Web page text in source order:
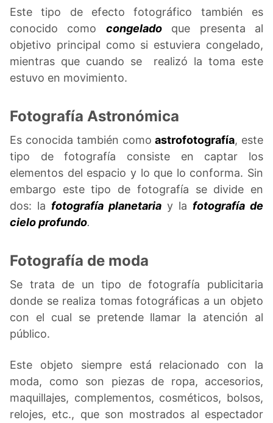
Este tipo de efecto fotográfico también es
conocido como congelado
que presenta al
objetivo principal como si estuviera congelado,
mientras que cuando se realizó la toma este
estuvo en movimiento.
Fotografía Astronómica
Es conocida también como astrofotografía, este
tipo de fotografía consiste en captar los
elementos del espacio y lo que lo conforma. Sin
embargo este tipo de fotografía se divide en
dos: la fotografía planetaria y la fotografía de
cielo profundo.
Fotografía de moda
Se trata de un tipo de fotografía publicitaria
donde se realiza tomas fotográficas a un objeto
con el cual se pretende llamar la atención al
público.
Este objeto siempre está relacionado con la
moda, como son piezas de ropa, accesorios,
maquillajes, complementos, cosméticos, bolsos,
relojes, etc., que son mostrados al espectador